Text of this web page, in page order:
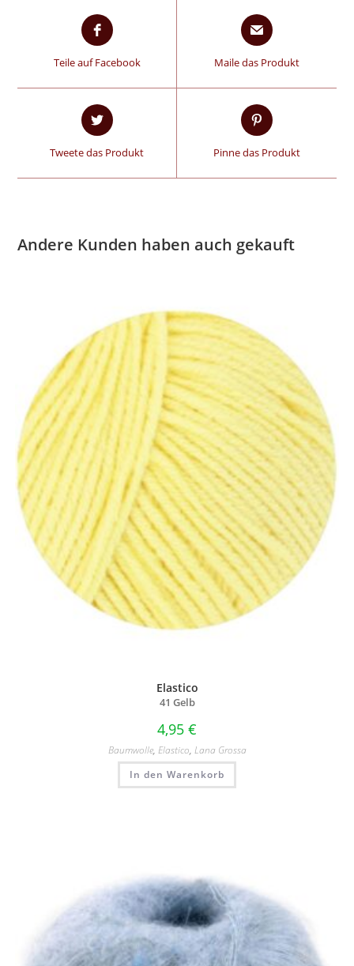
Teile auf Facebook Maile das Produkt
Tweete das Produkt Pinne das Produkt
Andere Kunden haben auch gekauft
Elastico
41 Gelb
4,95 €
Baumwolle, Elastico, Lana Grossa
In den Warenkorb